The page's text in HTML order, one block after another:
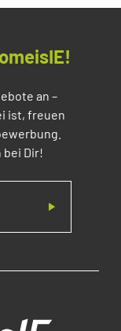
an –
ist, freuen
Dir!